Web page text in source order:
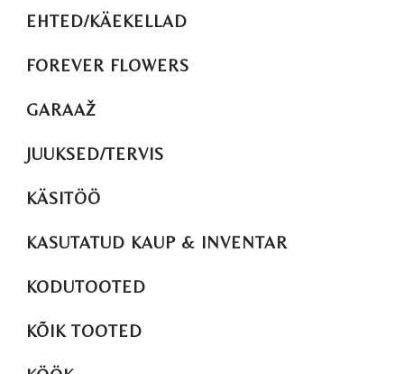
EHTED/KÄEKELLAD
FOREVER FLOWERS
GARAAŽ
JUUKSED/TERVIS
KÄSITÖÖ
KASUTATUD KAUP & INVENTAR
KODUTOOTED
KÕIK TOOTED